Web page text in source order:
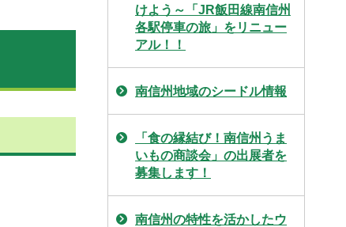
けよう～「JR飯田線南信州
各駅停車の旅」をリニュー
アル！！
南信州地域のシードル情報
「食の縁結び！南信州うま
いもの商談会」の出展者を
募集します！
南信州の特性を活かしたウ